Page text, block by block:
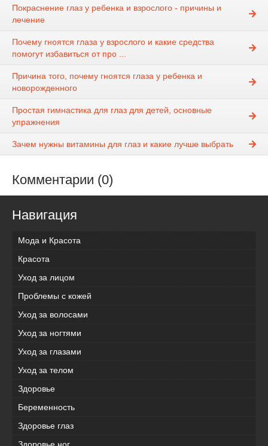
Покраснение глаз у ребенка и взрослого - причины и
лечение
Почему гноятся глаза у взрослого и какие средства
помогут избавиться от про ...
Причина того, почему гноятся глаза у ребенка и
новорожденного
Простая гимнастика для глаз для детей, основные
упражнения
Зачем нужны витамины для глаз и какие лучше выбрать
Комментарии (0)
Навигация
Мода и Красота
Красота
Уход за лицом
Проблемы с кожей
Уход за волосами
Уход за ногтями
Уход за глазами
Уход за телом
Здоровье
Беременность
Здоровье глаз
Здоровье ног